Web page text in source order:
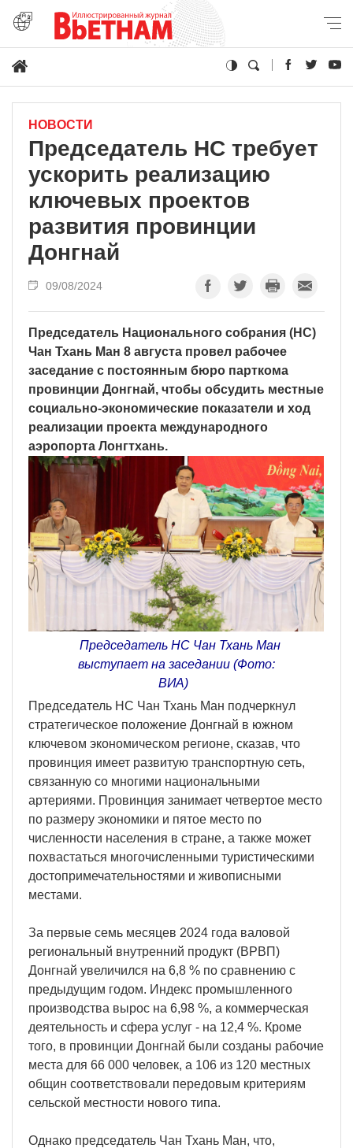
НОВОСТИ
Председатель НС требует
ускорить реализацию
ключевых проектов
развития провинции
Донгнай
09/08/2024
Председатель Национального собрания (НС)
Чан Тхань Ман 8 августа провел рабочее
заседание с постоянным бюро парткома
провинции Донгнай, чтобы обсудить местные
социально-экономические показатели и ход
реализации проекта международного
аэропорта Лонгтхань.
Председатель НС Чан Тхань Ман
выступает на заседании (Фото:
ВИA)
Председатель НС Чан Тхань Ман подчеркнул
стратегическое положение Донгнай в южном
ключевом экономическом регионе, сказав, что
провинция имеет развитую транспортную сеть,
связанную со многими национальными
артериями. Провинция занимает четвертое место
по размеру экономики и пятое место по
численности населения в стране, а также может
похвастаться многочисленными туристическими
достопримечательностями и живописными
местами.
За первые семь месяцев 2024 года валовой
региональный внутренний продукт (ВРВП)
Донгнай увеличился на 6,8 % по сравнению с
предыдущим годом. Индекс промышленного
производства вырос на 6,98 %, а коммерческая
деятельность и сфера услуг - на 12,4 %. Кроме
того, в провинции Донгнай были созданы рабочие
места для 66 000 человек, а 106 из 120 местных
общин соответствовали передовым критериям
сельской местности нового типа.
Однако председатель Чан Тхань Ман, что,